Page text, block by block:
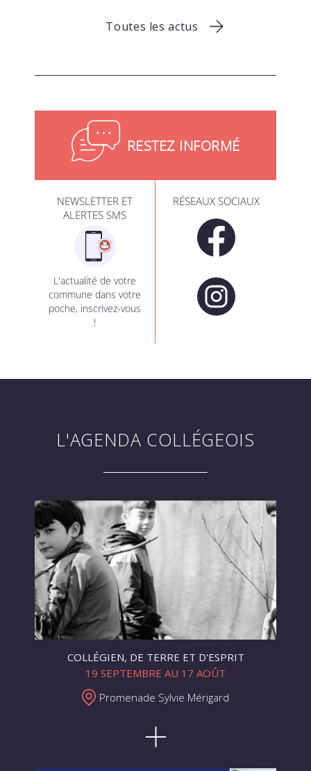
Toutes les actus
RESTEZ INFORMÉ
NEWSLETTER ET
ALERTES SMS
L'actualité de votre
commune dans votre
poche, inscrivez-vous
!
RÉSEAUX SOCIAUX
L'AGENDA COLLÉGEOIS
COLLÉGIEN, DE TERRE ET D'ESPRIT
19 SEPTEMBRE AU 17 AOÛT
Promenade Sylvie Mérigard